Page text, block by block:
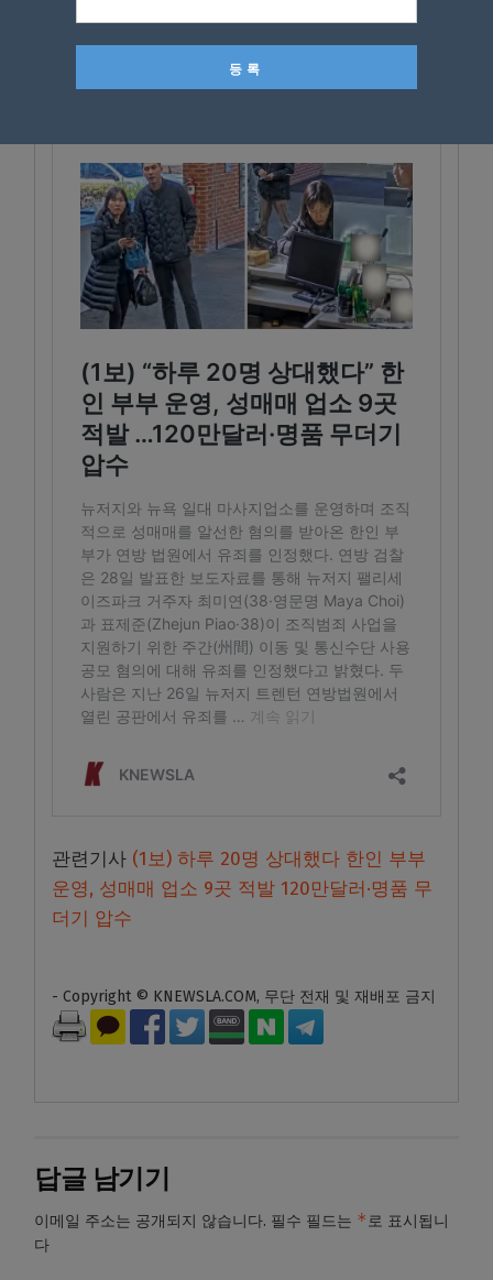
에서 유죄를 인정했으며 오는 10월 선고를 앞두
고 있다.
관련기사 (1보) 하루 20명 상대했다 한인 부부
운영, 성매매 업소 9곳 적발 120만달러·명품 무
더기 압수
- Copyright © KNEWSLA.COM, 무단 전재 및 재배포 금지
답글 남기기
이메일 주소는 공개되지 않습니다. 필수 필드는 *로 표시됩니
다